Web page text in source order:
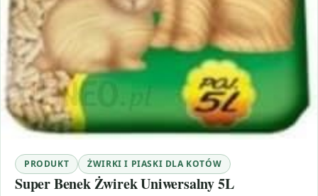
PRODUKT ŻWIRKI I PIASKI DLA KOTÓW
Super Benek Żwirek Uniwersalny 5L